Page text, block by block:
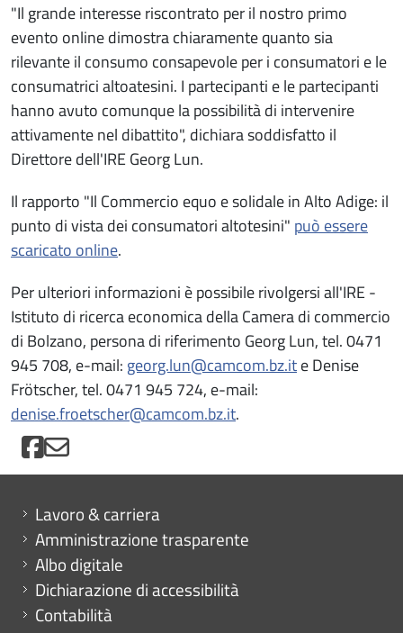
"Il grande interesse riscontrato per il nostro primo
evento online dimostra chiaramente quanto sia
rilevante il consumo consapevole per i consumatori e le
consumatrici altoatesini. I partecipanti e le partecipanti
hanno avuto comunque la possibilità di intervenire
attivamente nel dibattito", dichiara soddisfatto il
Direttore dell'IRE Georg Lun.
Il rapporto "Il Commercio equo e solidale in Alto Adige: il
punto di vista dei consumatori altotesini" può essere
scaricato online.
Per ulteriori informazioni è possibile rivolgersi all'IRE -
Istituto di ricerca economica della Camera di commercio
di Bolzano, persona di riferimento Georg Lun, tel. 0471
945 708, e-mail: georg.lun@camcom.bz.ite Denise
Frötscher, tel. 0471 945 724, e-mail:
denise.froetscher@camcom.bz.it.
Mini menu di servizio
Lavoro & carriera
Amministrazione trasparente
Albo digitale
Dichiarazione di accessibilità
Contabilità